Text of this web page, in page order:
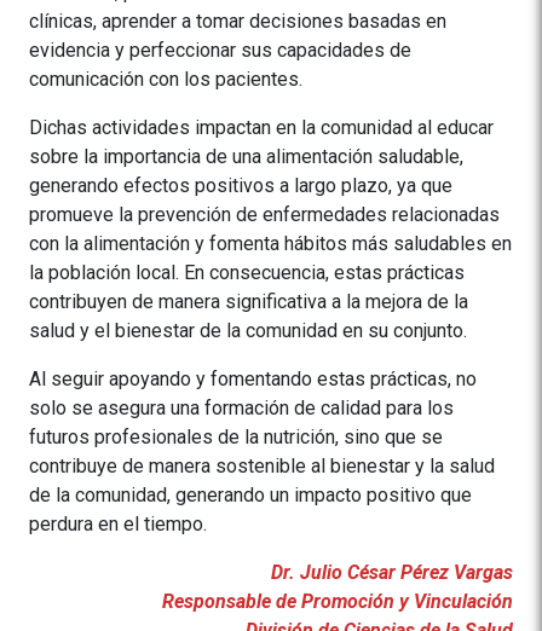
clínicas, aprender a tomar decisiones basadas en
evidencia y perfeccionar sus capacidades de
comunicación con los pacientes.
Dichas actividades impactan en la comunidad al educar
sobre la importancia de una alimentación saludable,
generando efectos positivos a largo plazo, ya que
promueve la prevención de enfermedades relacionadas
con la alimentación y fomenta hábitos más saludables en
la población local. En consecuencia, estas prácticas
contribuyen de manera significativa a la mejora de la
salud y el bienestar de la comunidad en su conjunto.
Al seguir apoyando y fomentando estas prácticas, no
solo se asegura una formación de calidad para los
futuros profesionales de la nutrición, sino que se
contribuye de manera sostenible al bienestar y la salud
de la comunidad, generando un impacto positivo que
perdura en el tiempo.
Dr. Julio César Pérez Vargas
Responsable de Promoción y Vinculación